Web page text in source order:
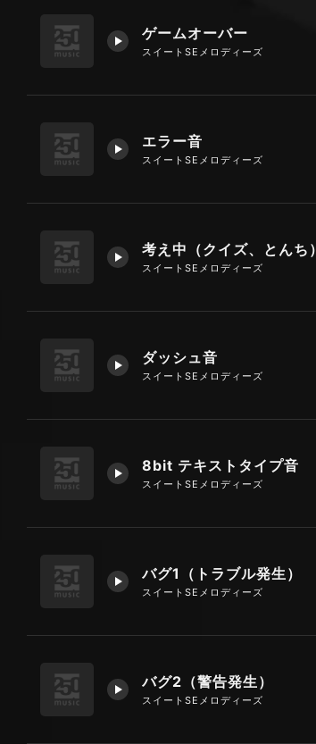
ゲームオーバー
スイートSEメロディーズ
エラー音
スイートSEメロディーズ
考え中（クイズ、とんち）
スイートSEメロディーズ
ダッシュ音
スイートSEメロディーズ
8bit テキストタイプ音
スイートSEメロディーズ
バグ1（トラブル発生）
スイートSEメロディーズ
バグ2（警告発生）
スイートSEメロディーズ